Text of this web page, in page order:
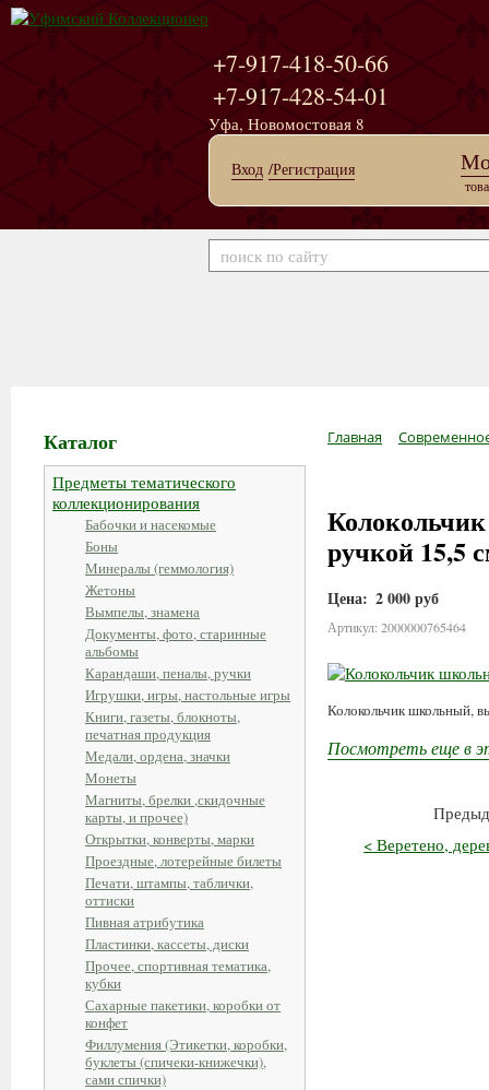
+7-917-418-50-66
+7-917-428-54-01
Уфа, Новомостовая 8
Вход /Регистрация
Каталог
Предметы тематического
коллекционирования
Бабочки и насекомые
Боны
Минералы (геммология)
Жетоны
Вымпелы, знамена
Документы, фото, старинные
альбомы
Карандаши, пеналы, ручки
Игрушки, игры, настольные игры
Книги, газеты, блокноты,
печатная продукция
Медали, ордена, значки
Монеты
Магниты, брелки ,скидочные
карты, и прочее)
Открытки, конверты, марки
Проездные, лотерейные билеты
Печати, штампы, таблички,
оттиски
Пивная атрибутика
Пластинки, кассеты, диски
Прочее, спортивная тематика,
кубки
Сахарные пакетики, коробки от
конфет
Филлумения (Этикетки, коробки,
буклеты (спичеки-книжечки),
сами спички)
Главная
ручкой 15,5
Цена: 2 000 руб
Артикул: 2000000765464
Колокольчик школьный,
Посмотреть еще в
< Веретено,